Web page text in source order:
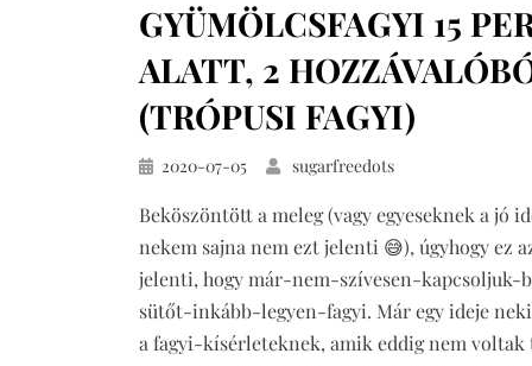
GYÜMÖLCSFAGYI 15
ALATT, 2
(TRÓPUSI FAGYI)
Közzétéve
2020-07-05 sugarfreedots
Beköszöntött a meleg (vagy egyeseknek a jó
nekem sajna nem ezt jelenti 😅), úgyhogy ez
jelenti, hogy már-nem-szívesen-kapcsoljuk-
sütőt-inkább-legyen-fagyi. Már egy ideje
a fagyi-kísérleteknek, amik eddig nem voltak